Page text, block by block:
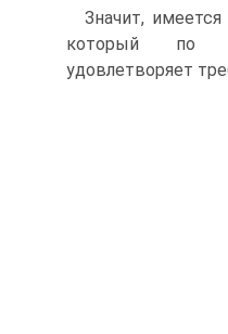
Значит, имеется
который по
удовлетворяет